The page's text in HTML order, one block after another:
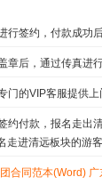
行签约，付款成功
章后，通过传真进行
门的VIP客服提供
约付款，报名走出
进清远板块的游
合同范本(Word) 广